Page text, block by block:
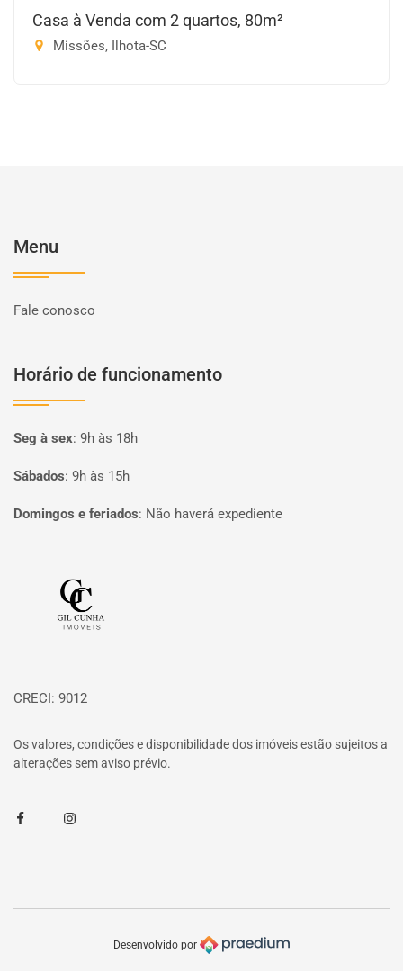
Casa à Venda com 2 quartos, 80m²
Missões, Ilhota-SC
Menu
Fale conosco
Horário de funcionamento
Seg à sex: 9h às 18h
Sábados: 9h às 15h
Domingos e feriados: Não haverá expediente
CRECI: 9012
Os valores, condições e disponibilidade dos imóveis estão sujeitos a
alterações sem aviso prévio.
FacebookInstagram
Desenvolvido por